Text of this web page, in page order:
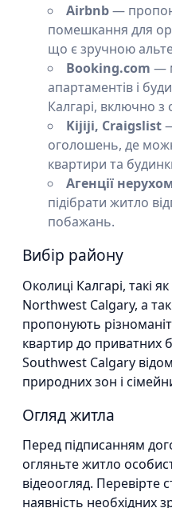
Airbnb—
помешкання для
що є зручною
Booking.com —
апартаментів і
Калгарі, включно
Kijiji, Craigslist
оголошень, де
квартири та
Агенції
підібрати житло
побажань.
Вибір району
Околиці Калгарі, такі
Northwest Calgary, а
пропонують
квартир до приватних
Southwest Calgary
природних зон і
Огляд житла
Перед підписанням
огляньте житло
відеоогляд. Перевірте
наявність необхідних